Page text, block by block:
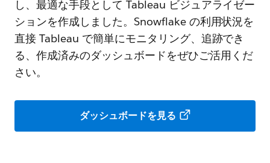
し、最適な手段として Tableau ビジュアライゼー
ションを作成しました。Snowflake の利用状況を
直接 Tableau で簡単にモニタリング、追跡でき
る、作成済みのダッシュボードをぜひご活用くだ
さい。
ダッシュボードを見る